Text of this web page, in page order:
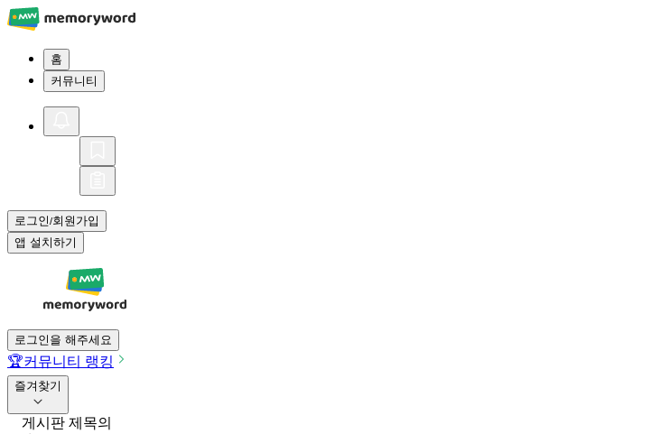
홈
커뮤니티
로그인/회원가입
앱 설치하기
로그인을 해주세요
🏆커뮤니티 랭킹
즐겨찾기
게시판 제목의